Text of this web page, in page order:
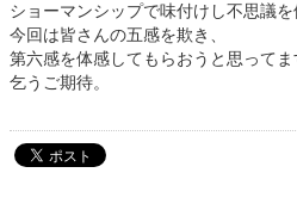
ショーマンシップで味付けし不思議を
今回は皆さんの五感を欺き、
第六感を体感してもらおうと思ってま
乞うご期待。